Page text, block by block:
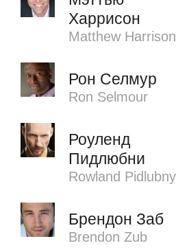
Харрисон
Matthew Harrison
Рон Селмур
Ron Selmour
Роуленд
Пидлюбни
Rowland Pidlubny
Брендон Заб
Brendon Zub